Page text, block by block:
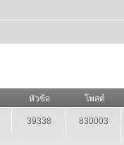
หัวข้อ โพสต์
39338 830003